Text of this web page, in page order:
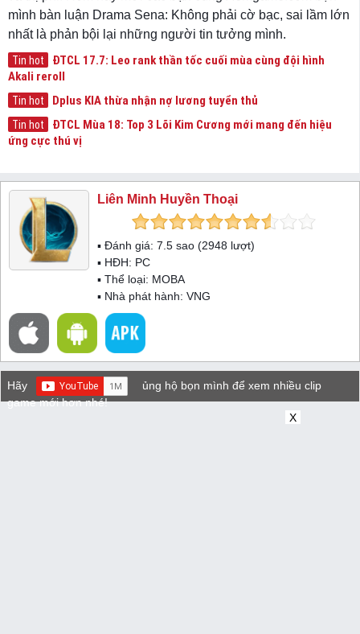
mình bàn luận Drama Sena: Không phải cờ bạc, sai lầm lớn
nhất là phản bội lại những người tin tưởng mình.
Tin hot
ĐTCL 17.7: Leo rank thần tốc cuối mùa cùng đội hình
Akali reroll
Tin hot Dplus KIA thừa nhận nợ lương tuyển thủ
Tin hot
ĐTCL Mùa 18: Top 3 Lõi Kim Cương mới mang đến hiệu
ứng cực thú vị
Liên Minh Huyền Thoại
▪ Đánh giá: 7.5 sao (2948 lượt)
▪ HĐH: PC
▪ Thể loại: MOBA
▪ Nhà phát hành: VNG
Hãy
ủng hộ bọn mình để xem nhiều clip
game mới hơn nhé!
X